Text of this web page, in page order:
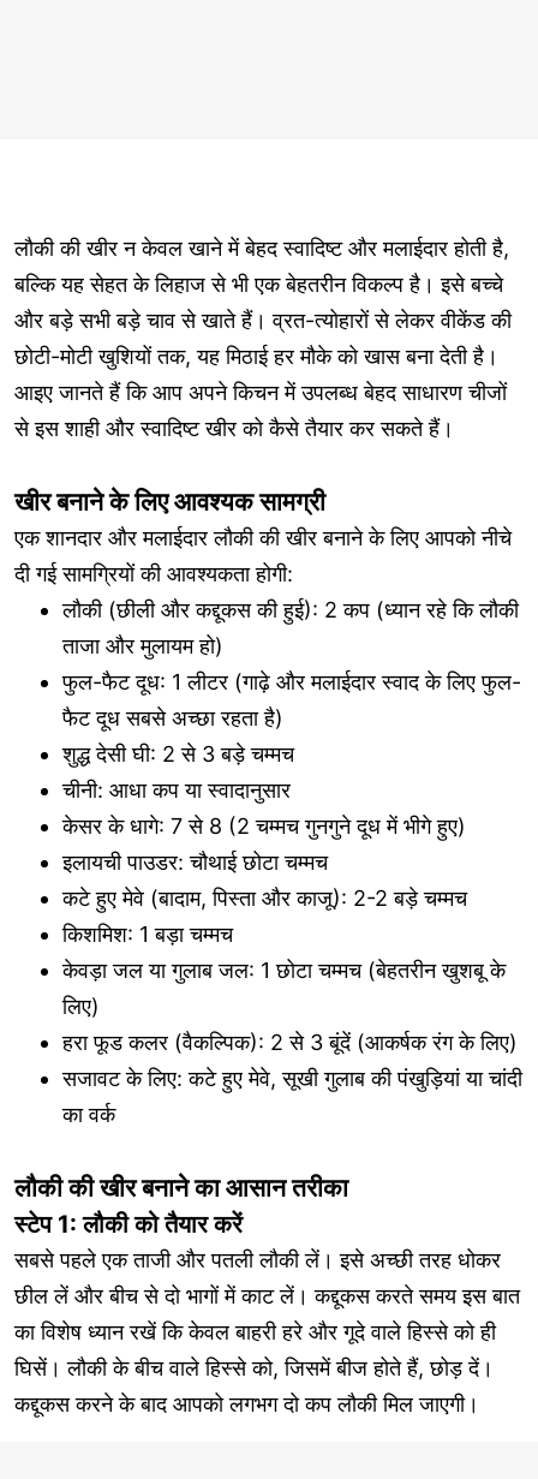
लौकी की खीर न केवल खाने में बेहद स्वादिष्ट और मलाईदार होती है,
बल्कि यह सेहत के लिहाज से भी एक बेहतरीन विकल्प है। इसे बच्चे
और बड़े सभी बड़े चाव से खाते हैं। व्रत-त्योहारों से लेकर वीकेंड की
छोटी-मोटी खुशियों तक, यह मिठाई हर मौके को खास बना देती है।
आइए जानते हैं कि आप अपने किचन में उपलब्ध बेहद साधारण चीजों
से इस शाही और स्वादिष्ट खीर को कैसे तैयार कर सकते हैं।
खीर बनाने के लिए आवश्यक सामग्री
एक शानदार और मलाईदार लौकी की खीर बनाने के लिए आपको नीचे
दी गई सामग्रियों की आवश्यकता होगी:
लौकी (छीली और कद्दूकस की हुई): 2 कप (ध्यान रहे कि लौकी
ताजा और मुलायम हो)
फुल-फैट दूध: 1 लीटर (गाढ़े और मलाईदार स्वाद के लिए फुल-
फैट दूध सबसे अच्छा रहता है)
शुद्ध देसी घी: 2 से 3 बड़े चम्मच
चीनी: आधा कप या स्वादानुसार
केसर के धागे: 7 से 8 (2 चम्मच गुनगुने दूध में भीगे हुए)
इलायची पाउडर: चौथाई छोटा चम्मच
कटे हुए मेवे (बादाम, पिस्ता और काजू): 2-2 बड़े चम्मच
किशमिश: 1 बड़ा चम्मच
केवड़ा जल या गुलाब जल: 1 छोटा चम्मच (बेहतरीन खुशबू के
लिए)
हरा फूड कलर (वैकल्पिक): 2 से 3 बूंदें (आकर्षक रंग के लिए)
सजावट के लिए: कटे हुए मेवे, सूखी गुलाब की पंखुड़ियां या चांदी
का वर्क
लौकी की खीर बनाने का आसान तरीका
स्टेप 1: लौकी को तैयार करें
सबसे पहले एक ताजी और पतली लौकी लें। इसे अच्छी तरह धोकर
छील लें और बीच से दो भागों में काट लें। कद्दूकस करते समय इस बात
का विशेष ध्यान रखें कि केवल बाहरी हरे और गूदे वाले हिस्से को ही
घिसें। लौकी के बीच वाले हिस्से को, जिसमें बीज होते हैं, छोड़ दें।
कद्दूकस करने के बाद आपको लगभग दो कप लौकी मिल जाएगी।